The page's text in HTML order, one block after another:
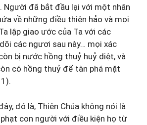
Người đã bắt đầu lại với một nhân
về những điều thiện hảo và mọi
lập giao ước của Ta với các
các ngươi sau này… mọi xác
bị nước hồng thuỷ huỷ diệt, và
có hồng thuỷ để tàn phá mặt
đó là, Thiên Chúa không nói là
con người với điều kiện họ từ